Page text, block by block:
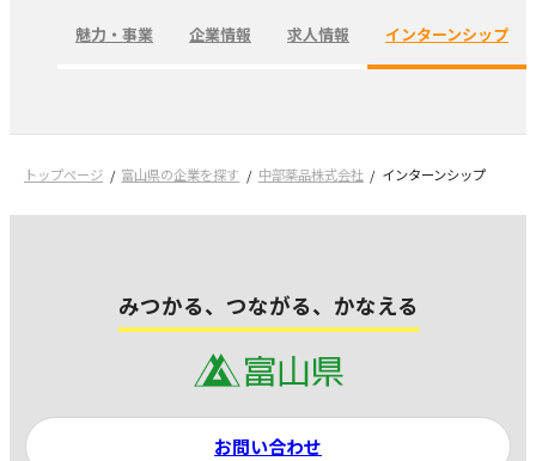
魅力・事業 企業情報 求人情報 インターンシップ
トップページ 富山県の企業を探す 中部薬品株式会社 インターンシップ
みつかる、つながる、かなえる
お問い合わせ